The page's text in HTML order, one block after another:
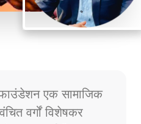
एक सामाजिक
वर्गों विशेषकर